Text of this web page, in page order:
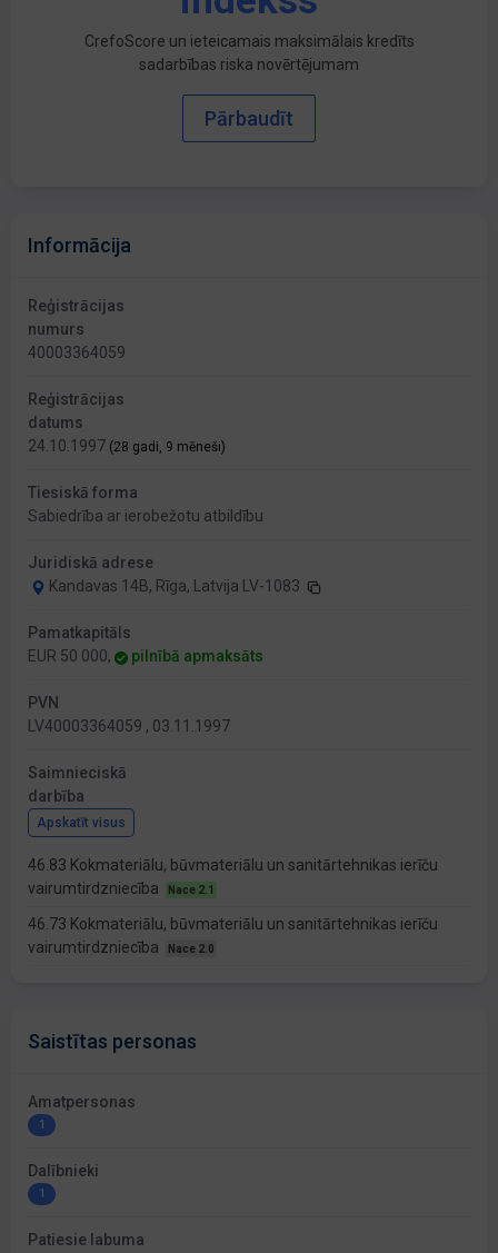
CrefoScore un ieteicamais maksimālais kredīts
sadarbības riska novērtējumam
Pārbaudīt
Informācija
Reģistrācijas
numurs
40003364059
Reģistrācijas
datums
24.10.1997 (28 gadi, 9 mēneši)
Tiesiskā forma
Sabiedrība ar ierobežotu atbildību
Juridiskā adrese
Kandavas 14B, Rīga, Latvija LV-1083
Pamatkapitāls
EUR 50 000,
pilnībā apmaksāts
PVN
LV40003364059 , 03.11.1997
Saimnieciskā
darbība
Apskatīt visus
46.83 Kokmateriālu, būvmateriālu un sanitārtehnikas ierīču
vairumtirdzniecība
Nace 2.1
46.73 Kokmateriālu, būvmateriālu un sanitārtehnikas ierīču
vairumtirdzniecība
Nace 2.0
Saistītas personas
Amatpersonas
1
Dalībnieki
1
Patiesie labuma